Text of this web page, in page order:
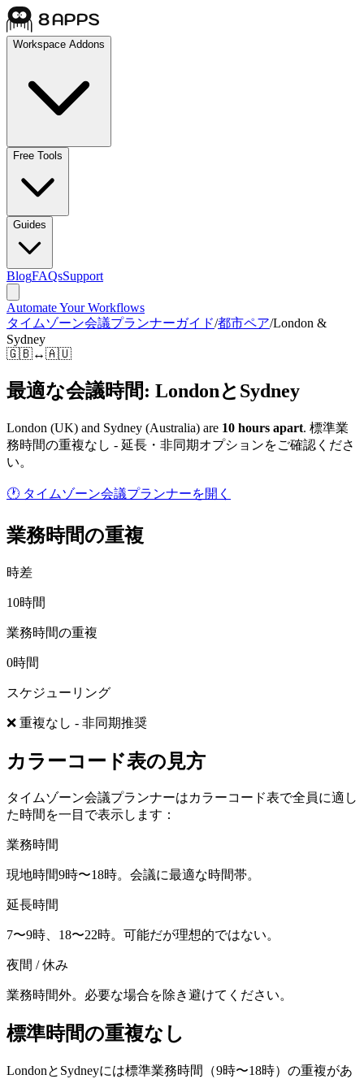
Workspace Addons
Free Tools
Guides
BlogFAQsSupport
Automate Your Workflows
タイムゾーン会議プランナーガイド/都市ペア/London &
Sydney
🇬🇧↔🇦🇺
最適な会議時間: LondonとSydney
London (UK) and Sydney (Australia) are 10 hours apart. 標準業
務時間の重複なし - 延長・非同期オプションをご確認くださ
い。
🕐 タイムゾーン会議プランナーを開く
業務時間の重複
時差
10時間
業務時間の重複
0時間
スケジューリング
❌ 重複なし - 非同期推奨
カラーコード表の見方
タイムゾーン会議プランナーはカラーコード表で全員に適し
た時間を一目で表示します：
業務時間
現地時間9時〜18時。会議に最適な時間帯。
延長時間
7〜9時、18〜22時。可能だが理想的ではない。
夜間 / 休み
業務時間外。必要な場合を除き避けてください。
標準時間の重複なし
LondonとSydneyには標準業務時間（9時〜18時）の重複があ